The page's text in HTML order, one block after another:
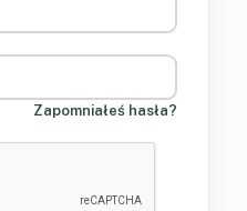
Zapomniałeś hasła?